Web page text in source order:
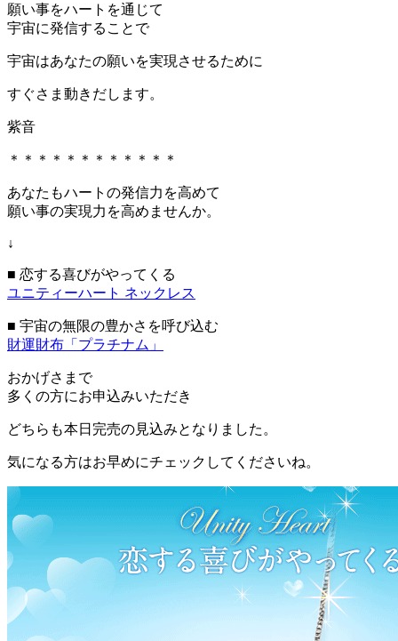
願い事をハートを通じて
宇宙に発信することで
宇宙はあなたの願いを実現させるために
すぐさま動きだします。
紫音
＊＊＊＊＊＊＊＊＊＊＊＊
あなたもハートの発信力を高めて
願い事の実現力を高めませんか。
↓
■ 恋する喜びがやってくる
ユニティーハート ネックレス
■ 宇宙の無限の豊かさを呼び込む
財運財布「プラチナム」
おかげさまで
多くの方にお申込みいただき
どちらも本日完売の見込みとなりました。
気になる方はお早めにチェックしてくださいね。